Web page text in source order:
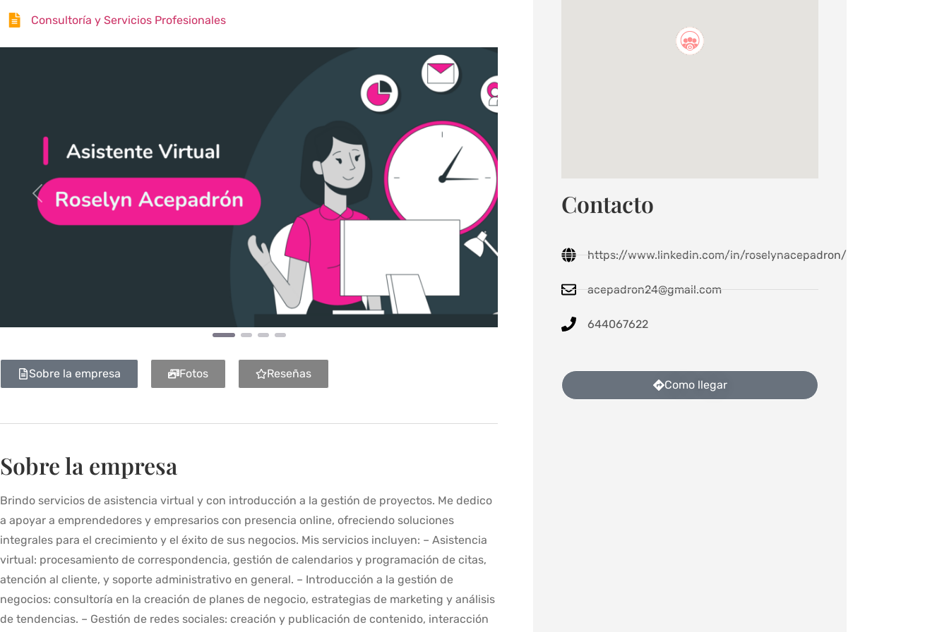
Consultoría y Servicios Profesionales
Anterior Siguiente
Sobre la empresa Fotos Reseñas
Sobre la empresa
Brindo servicios de asistencia virtual y con introducción a la gestión de proyectos. Me dedico
a apoyar a emprendedores y empresarios con presencia online, ofreciendo soluciones
integrales para el crecimiento y el éxito de sus negocios. Mis servicios incluyen: – Asistencia
virtual: procesamiento de correspondencia, gestión de calendarios y programación de citas,
atención al cliente, y soporte administrativo en general. – Introducción a la gestión de
negocios: consultoría en la creación de planes de negocio, estrategias de marketing y análisis
de tendencias. – Gestión de redes sociales: creación y publicación de contenido, interacción
Contacto
https://www.linkedin.com/in/roselynacepadron/
acepadron24@gmail.com
644067622
Como llegar